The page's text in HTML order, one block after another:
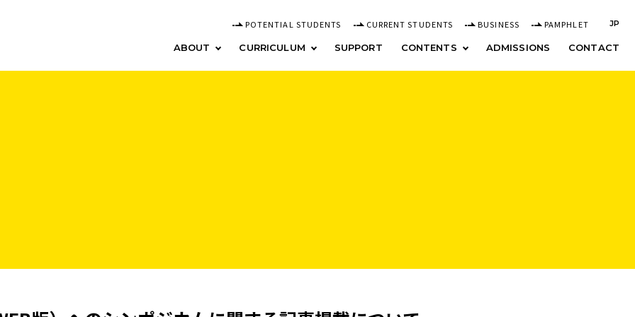
POTENTIAL STUDENTS CURRENT STUDENTS BUSINESS PAMPHLET JP
ABOUT CURRICULUM SUPPORT CONTENTS ADMISSIONS CONTACT